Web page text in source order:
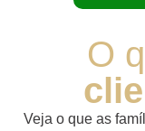
O
Veja o que as